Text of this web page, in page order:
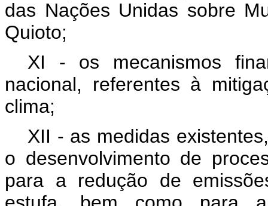
das Nações Unidas sobre
Quioto;
XI - os mecanismos
nacional, referentes à
clima;
XII - as medidas
o desenvolvimento de
para a redução de